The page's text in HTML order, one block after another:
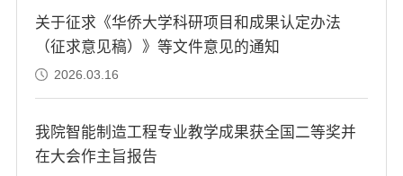
关于征求《华侨大学科研项目和成果认定办法
（征求意见稿）》等文件意见的通知
2026.03.16
我院智能制造工程专业教学成果获全国二等奖并
在大会作主旨报告